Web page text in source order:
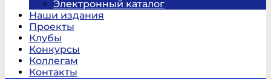
Электронный каталог
Наши издания
Проекты
Клубы
Конкурсы
Коллегам
Контакты